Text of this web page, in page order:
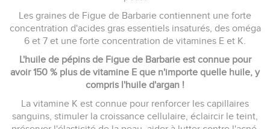
Les graines de Figue de Barbarie contiennent une forte
concentration d'acides gras essentiels insaturés, des oméga
6 et 7 et une forte concentration de vitamines E et K.
L'huile de pépins de Figue de Barbarie est connue pour
avoir 150 % plus de vitamine E que n'importe quelle huile, y
compris l'huile d'argan !
La vitamine K est connue pour renforcer les capillaires
sanguins, stimuler la croissance cellulaire, éclaircir le teint,